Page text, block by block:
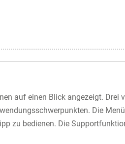
auf einen Blick angezeigt. Drei
Die
zu bedienen. Die